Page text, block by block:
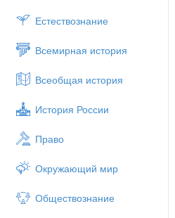
Естествознание
Всемирная история
Всеобщая история
История России
Право
Окружающий мир
Обществознание